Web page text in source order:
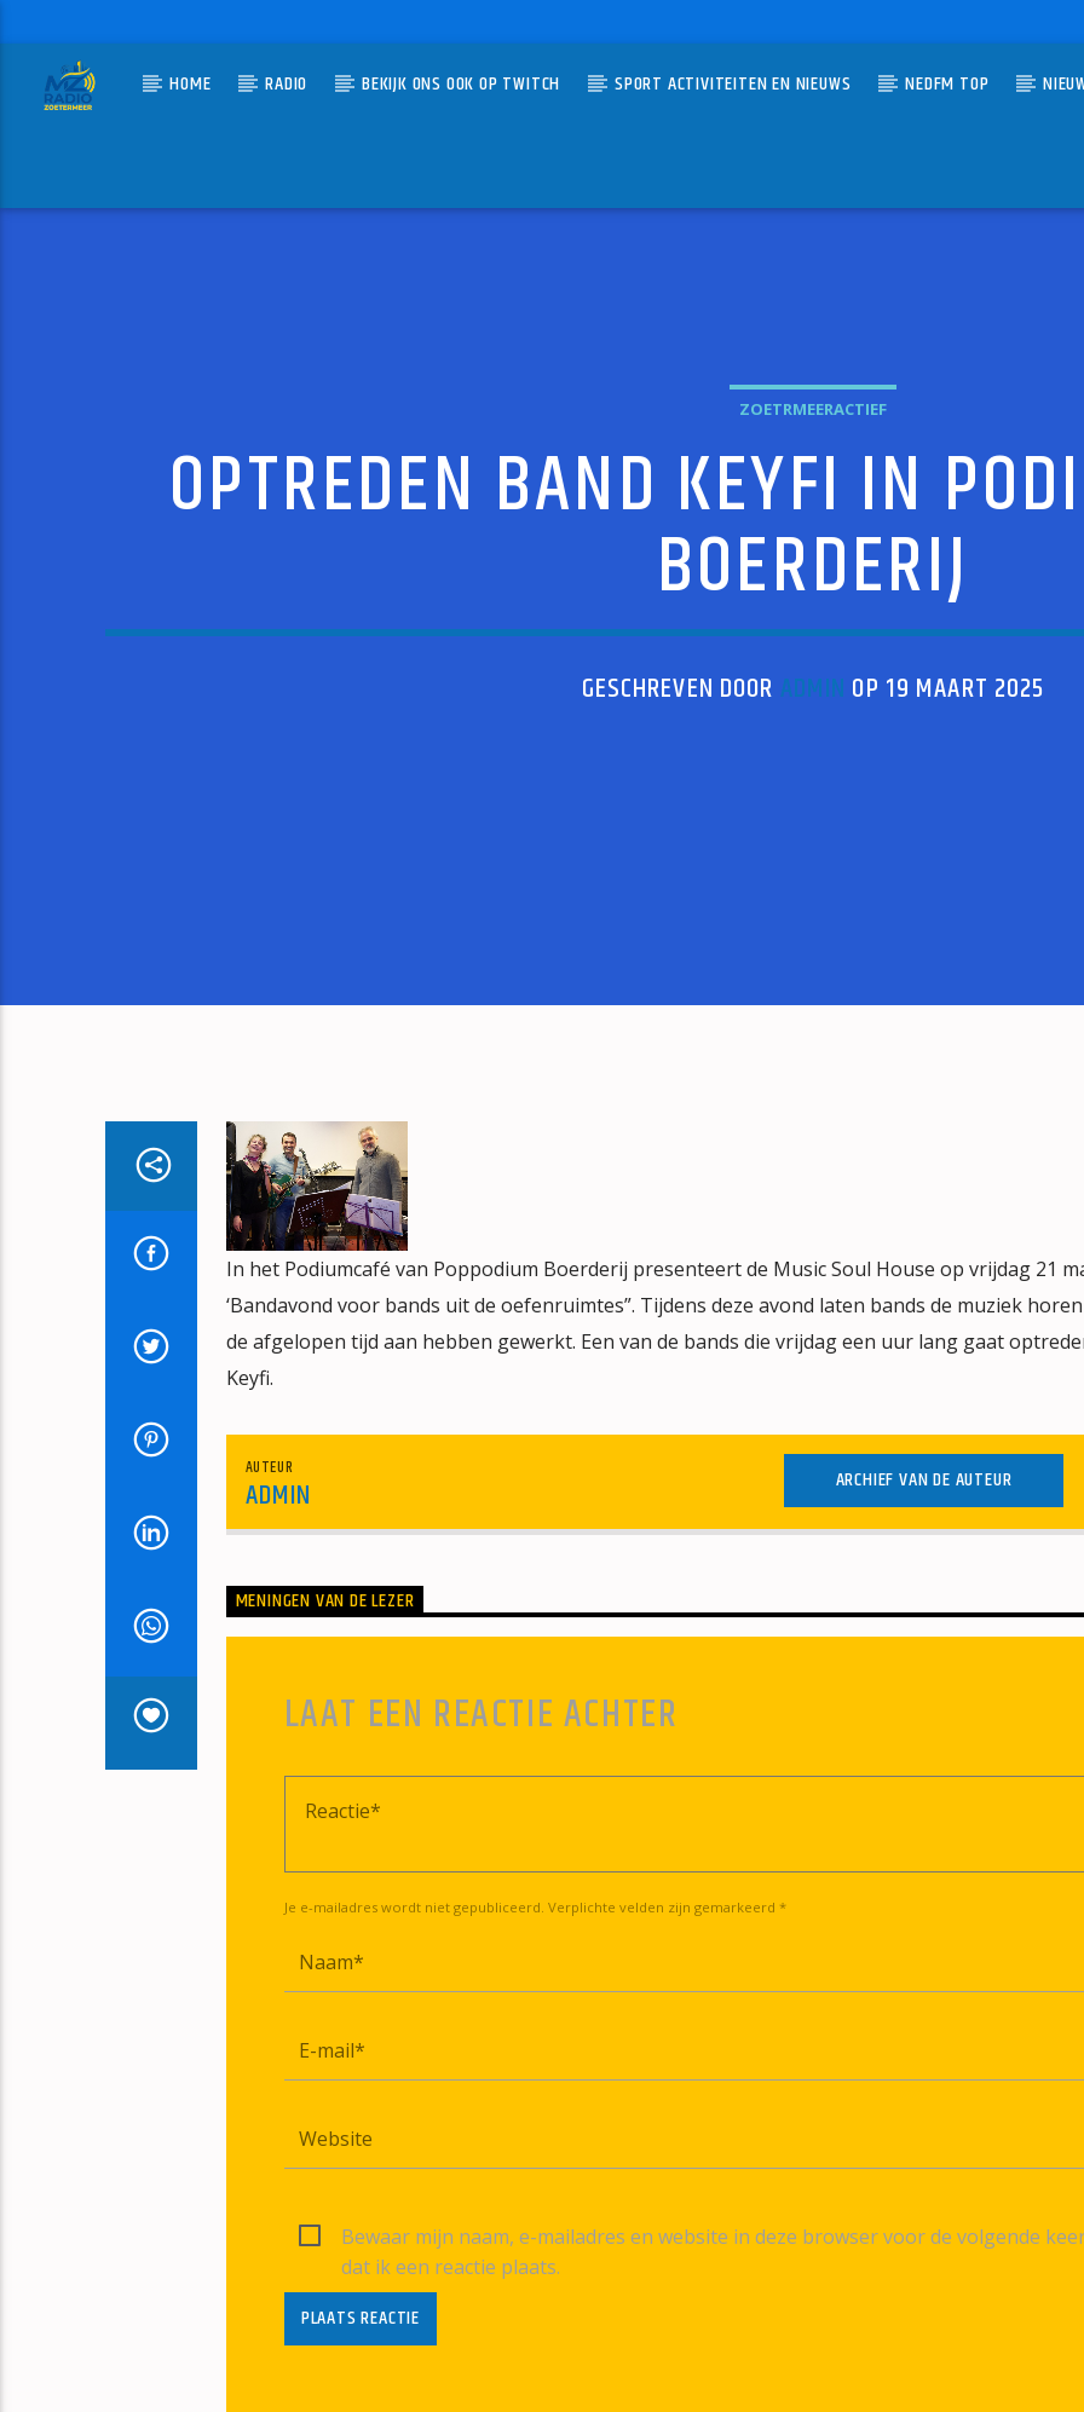
HOME RADIO BEKIJK ONS OOK OP TWITCH SPORT ACTIVITEITEN EN NIEUWS NEDFM TOP
ZOETRMEERACTIEF
OPTREDEN BAND KEYFI IN
BOERDERIJ
GESCHREVEN DOOR ADMIN OP 19 MAART 2025
In het Podiumcafé van Poppodium Boerderij presenteert de Music Soul House op vrijdag 21
‘Bandavond voor bands uit de oefenruimtes”. Tijdens deze avond laten bands de muziek
de afgelopen tijd aan hebben gewerkt. Een van de bands die vrijdag een uur lang gaat
Keyfi.
AUTEUR
ADMIN ARCHIEF VAN DE AUTEUR
MENINGEN VAN DE LEZER
LAAT EEN REACTIE ACHTER
Je e-mailadres wordt niet gepubliceerd. Verplichte velden zijn gemarkeerd *
Bewaar mijn naam, e-mailadres en website in deze browser voor de volgende
dat ik een reactie plaats.